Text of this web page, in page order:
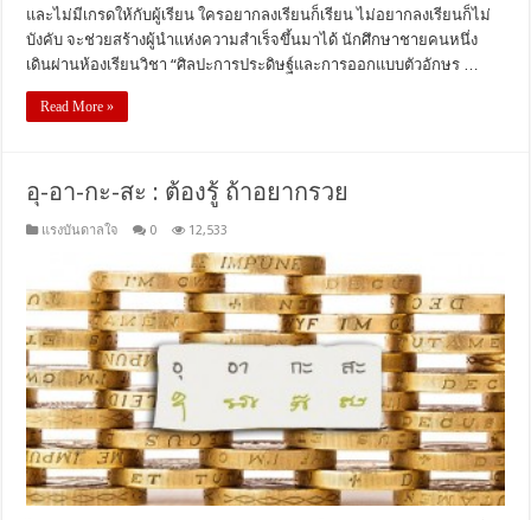
และไม่มีเกรดให้กับผู้เรียน ใครอยากลงเรียนก็เรียน ไม่อยากลงเรียนก็ไม่
บังคับ จะช่วยสร้างผู้นำแห่งความสำเร็จขึ้นมาได้ นักศึกษาชายคนหนึ่ง
เดินผ่านห้องเรียนวิชา “ศิลปะการประดิษฐ์และการออกแบบตัวอักษร …
Read More »
อุ-อา-กะ-สะ : ต้องรู้ ถ้าอยากรวย
แรงบันดาลใจ 0 12,533